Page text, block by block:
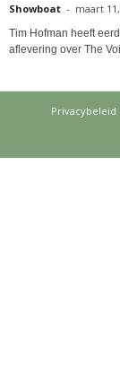
Showboat - maart
Tim Hofman heeft
aflevering over The
Privacybeleid